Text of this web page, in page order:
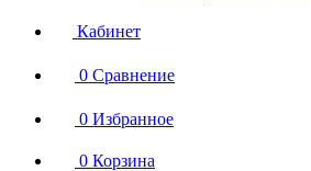
Кабинет
0 Сравнение
0 Избранное
0 Корзина